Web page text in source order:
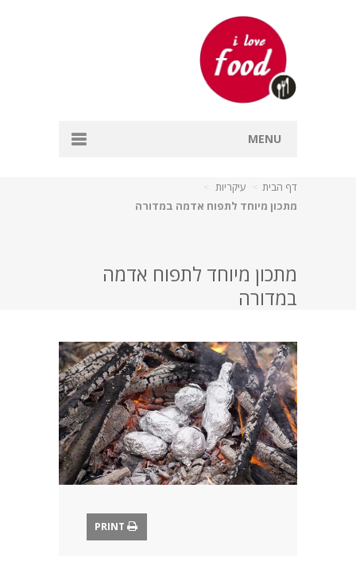
MENU
אפייה
מרקים
עיקריות
קינוחים
בלוג
דף הבית
עיקריות
מתכון מיוחד לתפוח אדמה במדורה
מתכון מיוחד לתפוח אדמה
במדורה